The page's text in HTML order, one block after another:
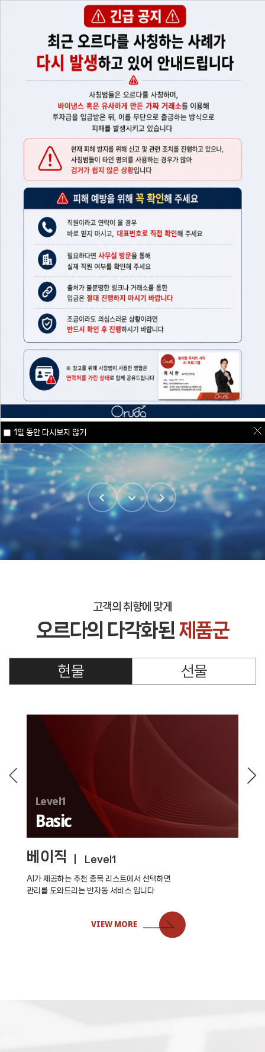
메뉴 건너뛰기
무료체험 신청하기
당신의 삶에 여유를 더하는 오르다
단 한번의 클릭으로 투자와 일상 사이에
찾아보세요
업계를 선도하는 자동매매
프로그램 오르다
카이스트 Ai 대학원 출신을 비롯한 개발진들의 혁신적인 기술력으로
데이터 수집부터 로직 계산까지 0.012초만에 마치는 압도적인
성능을 목격하세요
정교함 속의 단순함
방대한 빅데이터와 정교한 알고리즘이 단 한 번의 클릭에 담겼습니다
이젠 클릭 한 번으로 종목선정·매수매도·수익실현까지 편하게
누려보세요
고객의 취향에 맞게
오르다의 다각화된 제품군
현물 선물
베이직 Level1
AI가 제공하는 추천 종목 리스트에서 선택하면
관리를 도와드리는 반자동 서비스 입니다
VIEW MORE
Level1
Basic
1일 동안 다시보지 않기